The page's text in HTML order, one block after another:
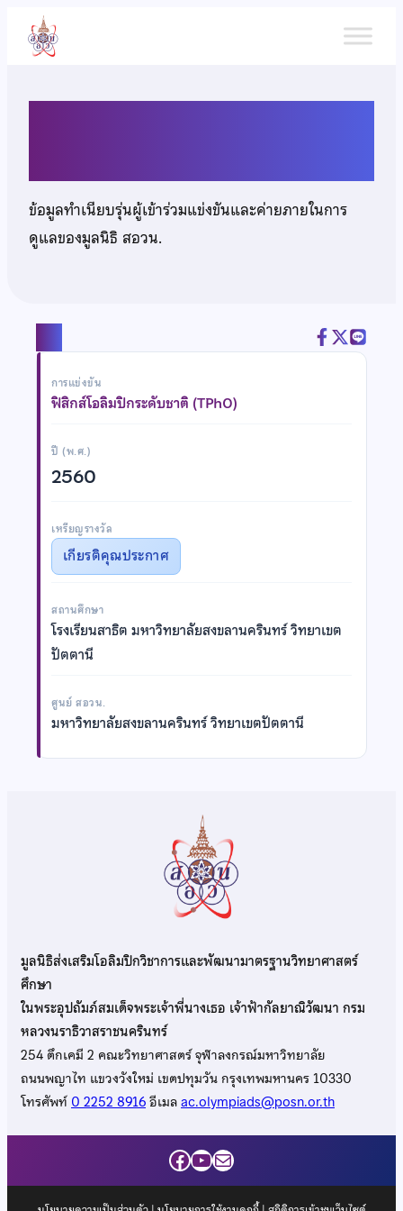
เนื้อหา
ข้อมูลทำเนียบรุ่นผู้เข้าร่วมแข่งขันและค่ายภายในการ
ดูแลของมูลนิธิ สอวน.
การแข่งขัน
ฟิสิกส์โอลิมปิกระดับชาติ (TPhO)
ปี (พ.ศ.)
2560
เหรียญรางวัล
เกียรติคุณประกาศ
สถานศึกษา
โรงเรียนสาธิต มหาวิทยาลัยสงขลานครินทร์ วิทยาเขต
ปัตตานี
ศูนย์ สอวน.
มหาวิทยาลัยสงขลานครินทร์ วิทยาเขตปัตตานี
มูลนิธิส่งเสริมโอลิมปิกวิชาการและพัฒนามาตรฐานวิทยาศาสตร์
ศึกษา
ในพระอุปถัมภ์สมเด็จพระเจ้าพี่นางเธอ เจ้าฟ้ากัลยาณิวัฒนา กรม
หลวงนราธิวาสราชนครินทร์
254 ตึกเคมี 2 คณะวิทยาศาสตร์ จุฬาลงกรณ์มหาวิทยาลัย
ถนนพญาไท แขวงวังใหม่ เขตปทุมวัน กรุงเทพมหานคร 10330
โทรศัพท์0 2252 8916อีเมลac.olympiads@posn.or.th
Facebook
YouTube
Mail